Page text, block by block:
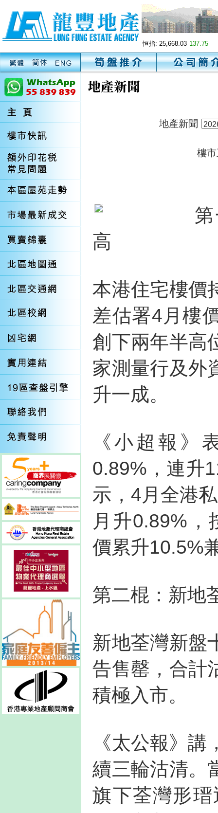
恒指: 25,668.03 137.75
地產新聞
樓
高
本港住宅樓價
差估署4月樓
創下兩年半高
家測量行及外
升一成。
《小超報》
0.89%，連升
示，4月全港
月升0.89%，
價累升10.5%
第二棍：新地
新地荃灣新盤
告售罄，合計
積極入市。
《太公報》
續三輪沽清。
旗下荃灣形